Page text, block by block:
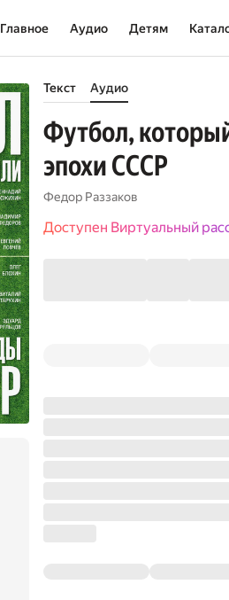
Главное Аудио Детям
Текст Аудио
Футбол,
эпохи СССР
Федор Раззаков
Доступен Виртуальный